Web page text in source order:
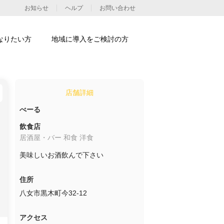
店舗詳細
べーる
飲食店
居酒屋・バー 和食 洋食
美味しいお酒飲んで下さい
住所
八女市黒木町今32-12
アクセス
お知らせ ヘルプ お問い合わせ
りたい方 地域に導入をご検討の方